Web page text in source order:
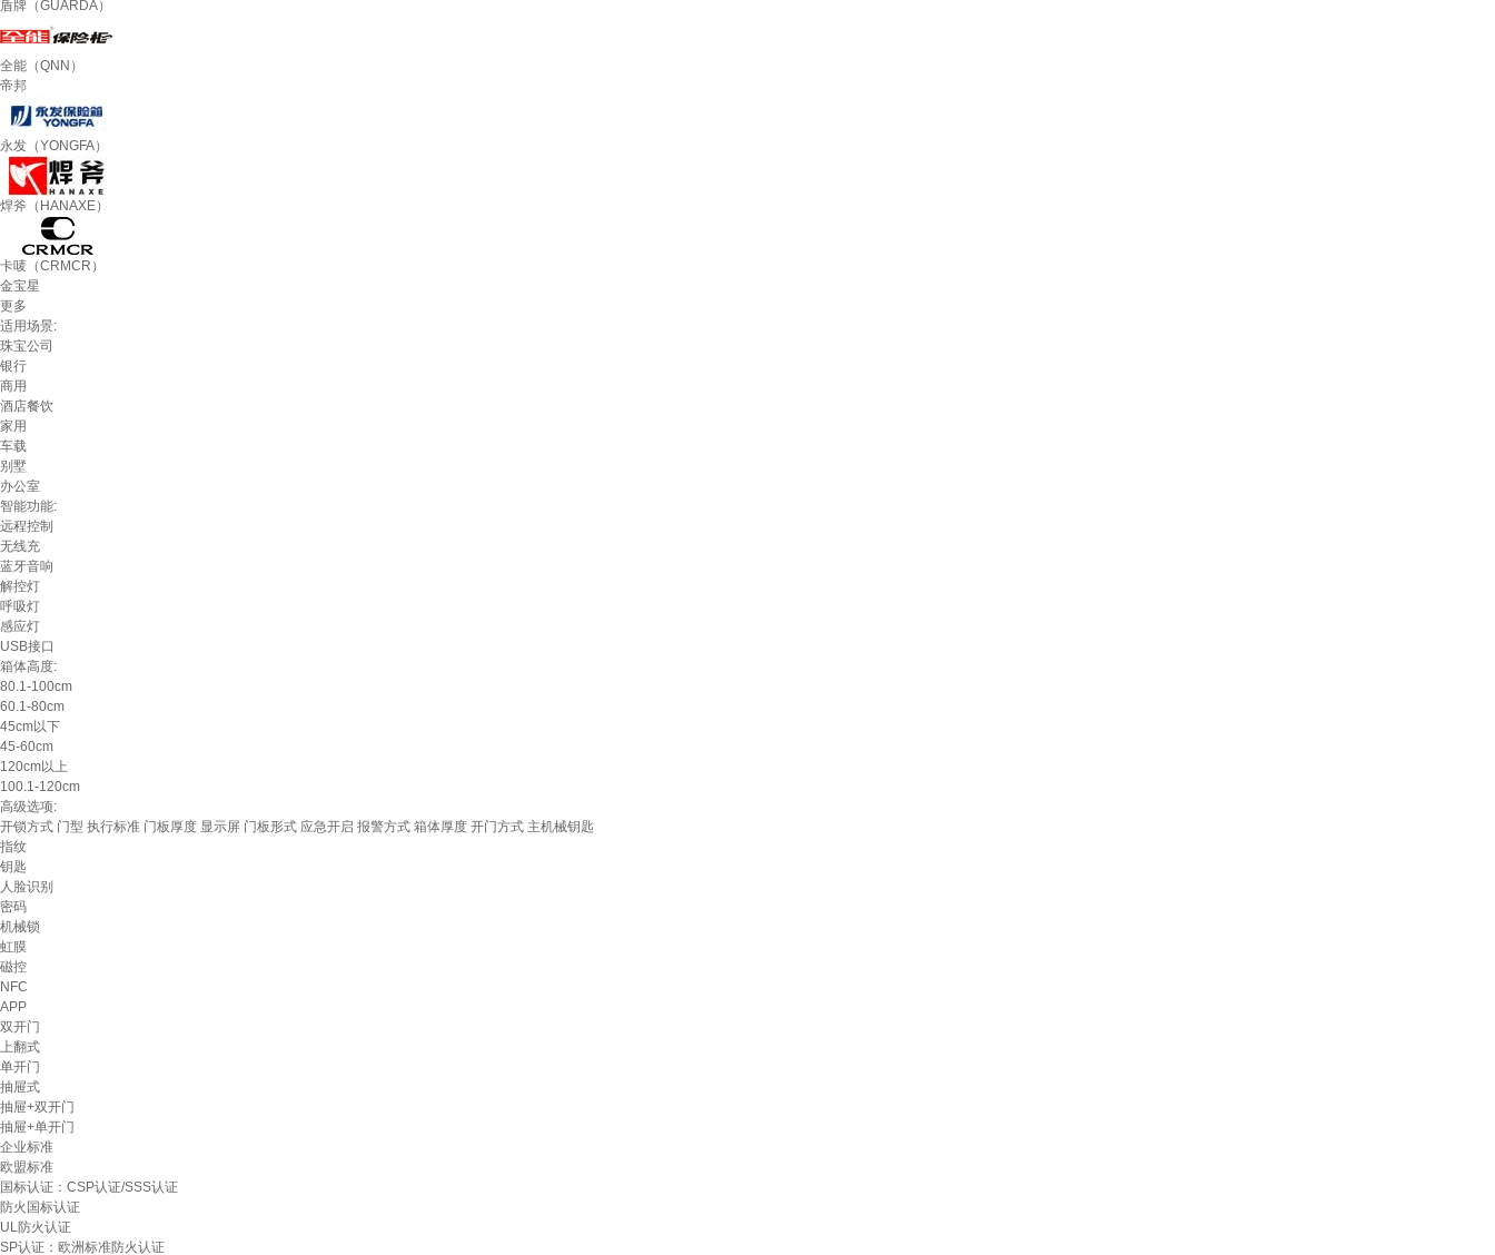
盾牌（GUARDA）
全能（QNN）
帝邦
永发（YONGFA）
焊斧（HANAXE）
卡唛（CRMCR）
金宝星
更多
适用场景:
珠宝公司
银行
商用
酒店餐饮
家用
车载
别墅
办公室
智能功能:
远程控制
无线充
蓝牙音响
解控灯
呼吸灯
感应灯
USB接口
箱体高度:
80.1-100cm
60.1-80cm
45cm以下
45-60cm
120cm以上
100.1-120cm
高级选项:
开锁方式 门型 执行标准 门板厚度 显示屏 门板形式 应急开启 报警方式 箱体厚度 开门方式 主机械钥匙
指纹
钥匙
人脸识别
密码
机械锁
虹膜
磁控
NFC
APP
双开门
上翻式
单开门
抽屉式
抽屉+双开门
抽屉+单开门
企业标准
欧盟标准
国标认证：CSP认证/SSS认证
防火国标认证
UL防火认证
SP认证：欧洲标准防火认证